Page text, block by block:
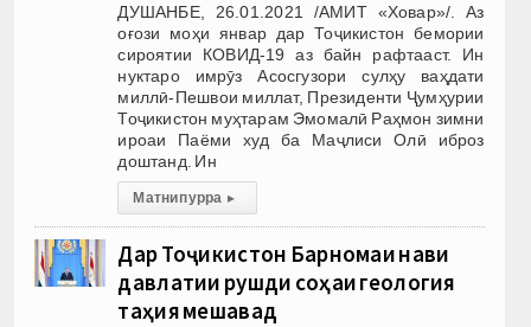
ДУШАНБЕ, 26.01.2021 /АМИТ «Ховар»/. Аз
оғози моҳи январ дар Тоҷикистон бемории
сироятии КОВИД-19 аз байн рафтааст. Ин
нуктаро имрӯз Асосгузори сулҳу ваҳдати
миллӣ-Пешвои миллат, Президенти Ҷумҳурии
Тоҷикистон муҳтарам Эмомалӣ Раҳмон зимни
ироаи Паёми худ ба Маҷлиси Олӣ иброз
доштанд. Ин
Матни пурра ▸
Дар Тоҷикистон Барномаи нави
давлатии рушди соҳаи геология
таҳия мешавад